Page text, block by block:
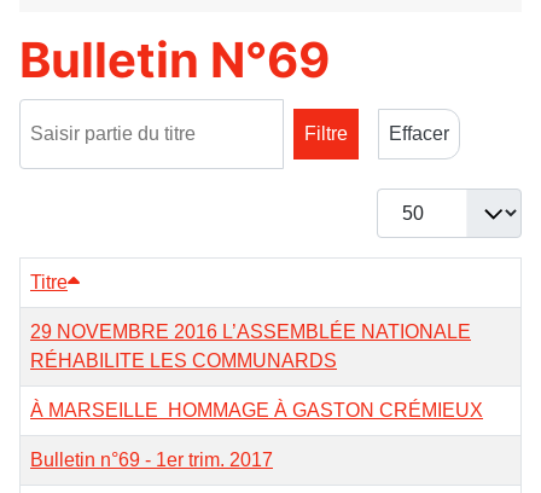
Bulletin N°69
Filtre
Effacer
Afficher #
Titre
29 NOVEMBRE 2016 L’ASSEMBLÉE NATIONALE
RÉHABILITE LES COMMUNARDS
À MARSEILLE HOMMAGE À GASTON CRÉMIEUX
Bulletin n°69 - 1er trim. 2017